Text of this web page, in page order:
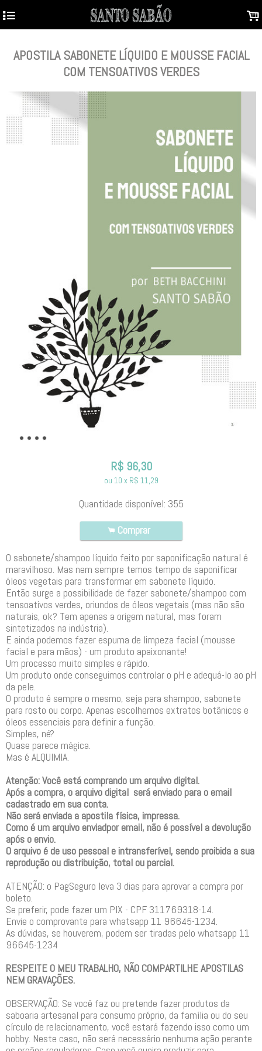
4 .
APOSTILA SABONETE LÍQUIDO E MOUSSE FACIAL
COM TENSOATIVOS VERDES
R$ 96,30
ou 10 x R$ 11,29
Quantidade disponível: 355
. Comprar
O sabonete/shampoo líquido feito por saponificação natural é
maravilhoso. Mas nem sempre temos tempo de saponificar
óleos vegetais para transformar em sabonete líquido.
Então surge a possibilidade de fazer sabonete/shampoo com
tensoativos verdes, oriundos de óleos vegetais (mas não são
naturais, ok? Tem apenas a origem natural, mas foram
sintetizados na indústria).
E ainda podemos fazer espuma de limpeza facial (mousse
facial e para mãos) - um produto apaixonante!
Um processo muito simples e rápido.
Um produto onde conseguimos controlar o pH e adequá-lo ao pH
da pele.
O produto é sempre o mesmo, seja para shampoo, sabonete
para rosto ou corpo. Apenas escolhemos extratos botânicos e
óleos essenciais para definir a função.
Simples, né?
Quase parece mágica.
Mas é ALQUIMIA.
Atenção: Você está comprando um arquivo digital.
Após a compra, o arquivo digital será enviado para o email
cadastrado em sua conta.
Não será enviada a apostila física, impressa.
Como é um arquivo enviadpor email, não é possível a devolução
após o envio.
O arquivo é de uso pessoal e intransferível, sendo proibida a sua
reprodução ou distribuição, total ou parcial.
ATENÇÃO: o PagSeguro leva 3 dias para aprovar a compra por
boleto.
Se preferir, pode fazer um PIX - CPF 311769318-14.
Envie o comprovante para whatsapp 11 96645-1234.
As dúvidas, se houverem, podem ser tiradas pelo whatsapp 11
96645-1234
RESPEITE O MEU TRABALHO, NÃO COMPARTILHE APOSTILAS
NEM GRAVAÇÕES.
OBSERVAÇÃO: Se você faz ou pretende fazer produtos da
saboaria artesanal para consumo próprio, da família ou do seu
círculo de relacionamento, você estará fazendo isso como um
hobby. Neste caso, não será necessário nenhuma ação perante